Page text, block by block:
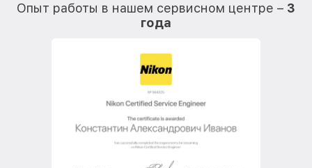
Опыт работы в нашем сервисном центре – 3
года